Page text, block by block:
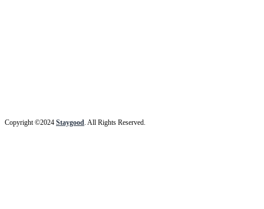
Copyright ©2024 Staygood. All Rights Reserved.